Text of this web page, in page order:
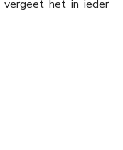
het in ieder